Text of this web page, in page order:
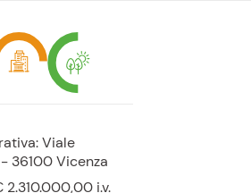
Viale
36100 Vicenza
2.310.000,00 i.v.